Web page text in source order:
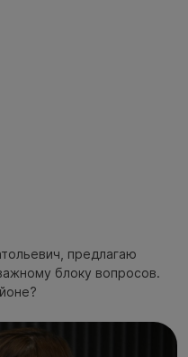
предлагаю
блоку вопросов.